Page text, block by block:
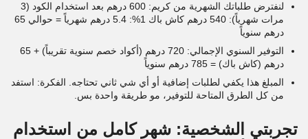
لنفترض طلباتك الشهرية من كريم: 600 درهم بعد استخدام الكود (3
مرات شهرياً): 540 درهم كاش باك 1%: 5.4 درهم شهرياً = حوالي 65
درهم سنوياً
التوفير السنوي الإجمالي: 720 درهم (أكواد خصم سنوية تقريباً) + 65
درهم (كاش باك) = 785 درهم سنوياً
المبلغ هذا يكفي لطلبات إضافية أو أي شي ثاني تحتاجه. الفكرة: استفد
من كل الطرق المتاحة للتوفير، مو طريقة واحدة بس.
تجربتي الشخصية: شهر كامل من استخدام